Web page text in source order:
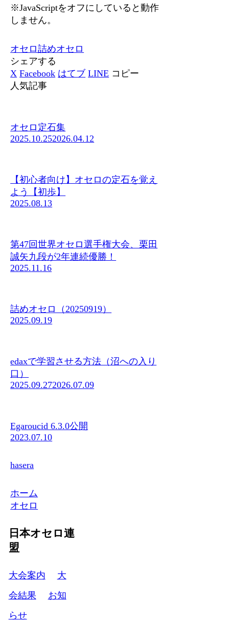
※JavaScriptをオフにしていると動作
しません。
オセロ詰めオセロ
シェアする
X Facebook はてブ LINE コピー
人気記事
オセロ定石集
2025.10.252026.04.12
【初心者向け】オセロの定石を覚え
よう【初歩】
2025.08.13
第47回世界オセロ選手権大会、栗田
誠矢九段が2年連続優勝！
2025.11.16
詰めオセロ（20250919）
2025.09.19
edaxで学習させる方法（沼への入り
口）
2025.09.272026.07.09
Egaroucid 6.3.0公開
2023.07.10
hasera
ホーム
オセロ
日本オセロ連
盟
大会案内
大
会結果
お知
らせ